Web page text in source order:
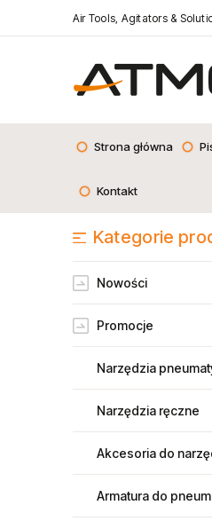
Air Tools, Agitators &
Strona główna
Kontakt
Kategorie
Narzędzia
Narzędzia ręczne
Akcesoria do
Armatura do
Nowości
Promocje